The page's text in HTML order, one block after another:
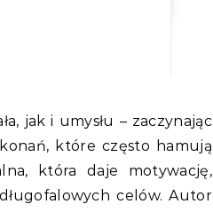
które często hamują
która daje motywację,
celów. Autor